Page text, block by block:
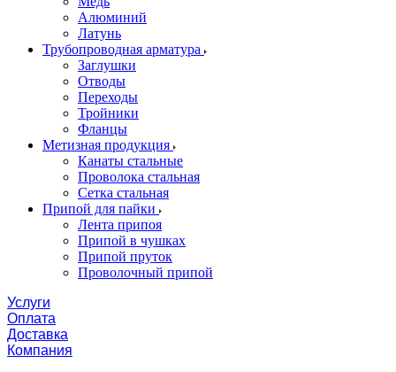
Алюминий
Латунь
Трубопроводная арматура
Заглушки
Отводы
Переходы
Тройники
Фланцы
Метизная продукция
Канаты стальные
Проволока стальная
Сетка стальная
Припой для пайки
Лента припоя
Припой в чушках
Припой пруток
Проволочный припой
Услуги
Оплата
Доставка
Компания